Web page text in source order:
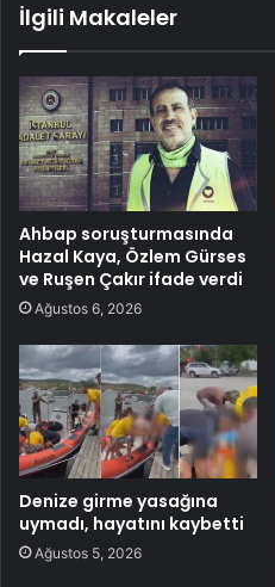
İlgili Makaleler
Ahbap soruşturmasında
Hazal Kaya, Özlem Gürses
ve Ruşen Çakır ifade verdi
Ağustos 6, 2026
Denize girme yasağına
uymadı, hayatını kaybetti
Ağustos 5, 2026